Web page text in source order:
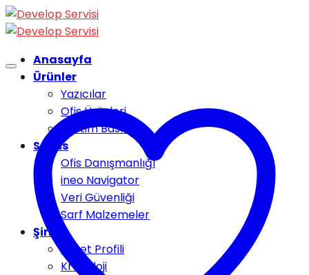
Skip
to
Anasayfa
Ürünler
Yazıcılar
Ofis Ürünleri
Üretim Baskısı
Servis
Ofis Danışmanlığı
ineo Navigator
Veri Güvenliği
Sarf Malzemeler
Şirket
Şirket Profili
Kronoloji